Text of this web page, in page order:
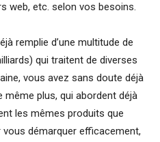
web, etc. selon vos besoins.
remplie d’une multitude de
qui traitent de diverses
vous avez sans doute déjà
plus, qui abordent déjà
les mêmes produits que
démarquer efficacement,